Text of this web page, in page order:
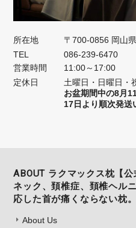
所在地
〒700-0856 岡山
TEL
086-239-6470
営業時間
11:00～17:00
定休日
土曜日・日曜日・
お盆期間中の8月
17日より順次発送
ABOUT ラクマックス枕【
ネック、頚椎症、頚椎ヘル
応した首が痛くならない枕。
About Us